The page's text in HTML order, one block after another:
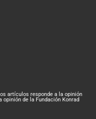
artículos responde a la opinión
de la Fundación Konrad